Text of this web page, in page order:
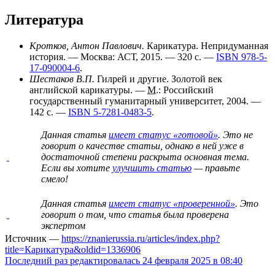
Литература
Кротков, Антон Павлович. Карикатура. Непридуманная
история. — Москва: АСТ, 2015. — 320 с. — ISBN 978-5-
17-090004-6.
Шестаков В.П. Гилрей и другие. Золотой век
английской карикатуры. — М.: Российский
государственный гуманитарный университет, 2004. —
142 с. — ISBN 5-7281-0483-5.
Данная статья имеет статус «готовой». Это не
говорит о качестве статьи , однако в ней уже в
достаточной степени раскрыта основная тема.
Если вы хотите улучшить статью — правьте
смело!
Данная статья имеет статус «проверенной». Это
говорит о том, что статья была проверена
экспертом
Источник — https://znanierussia.ru/articles/index.php?
title=Карикатура&oldid=1336906
Последний раз редактировалась 24 февраля 2025 в 08:40